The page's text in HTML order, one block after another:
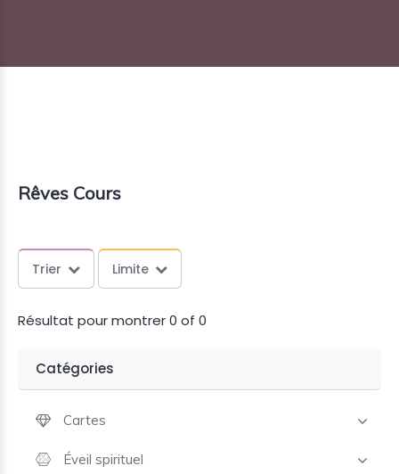
Rêves Cours
Trier Limite
Résultat pour montrer 0 of 0
Catégories
Cartes
Éveil spirituel